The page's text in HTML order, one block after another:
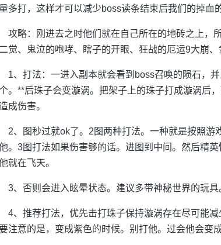
多打，这样才可以减少boss读条结束后我们的掉血
攻略：刚进去之时他们就在自己所在的地砖之上，
觉、鬼泣的咆哮、瞎子的开眼、狂战的厄运9大崩、
1、打法：一进入副本就会看到boss召唤的陨石，
。**后珠子会变漩涡。把架子上的珠子打成漩涡后
成伤害。
2、图秒过就ok了。2图两种打法。一种就是按照
。3图打法如果伤害够的话。进图到中间。然后精
就在飞天。
3、否则会进入眩晕状态。建议多带神秘世界的玩
4、推荐打法，优先击打珠子保持漩涡存在尽可能
注意的是，变成紫色的时候。别打他。过会他会变